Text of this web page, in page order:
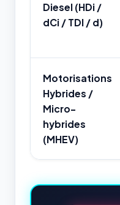
Diesel (HDi /
dCi / TDI / d)
Motorisations
Hybrides /
Micro-
hybrides
(MHEV)